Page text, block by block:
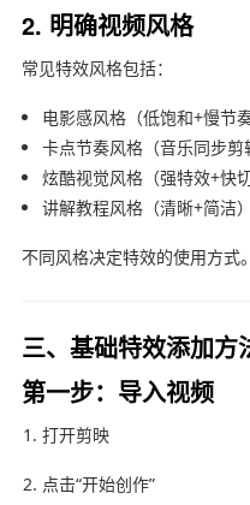
2. 明确视频风格
常见特效风格包括：
电影感风格（低饱和+慢节奏
卡点节奏风格（音乐同步剪
炫酷视觉风格（强特效+快切
讲解教程风格（清晰+简洁）
不同风格决定特效的使用方式。
三、基础特效添加方
第一步：导入视频
打开剪映
点击“开始创作”